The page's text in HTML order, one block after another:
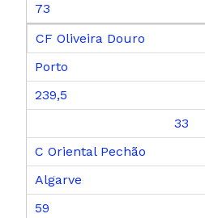
73
CF Oliveira Douro
Porto
239,5
33
C Oriental Pechão
Algarve
59